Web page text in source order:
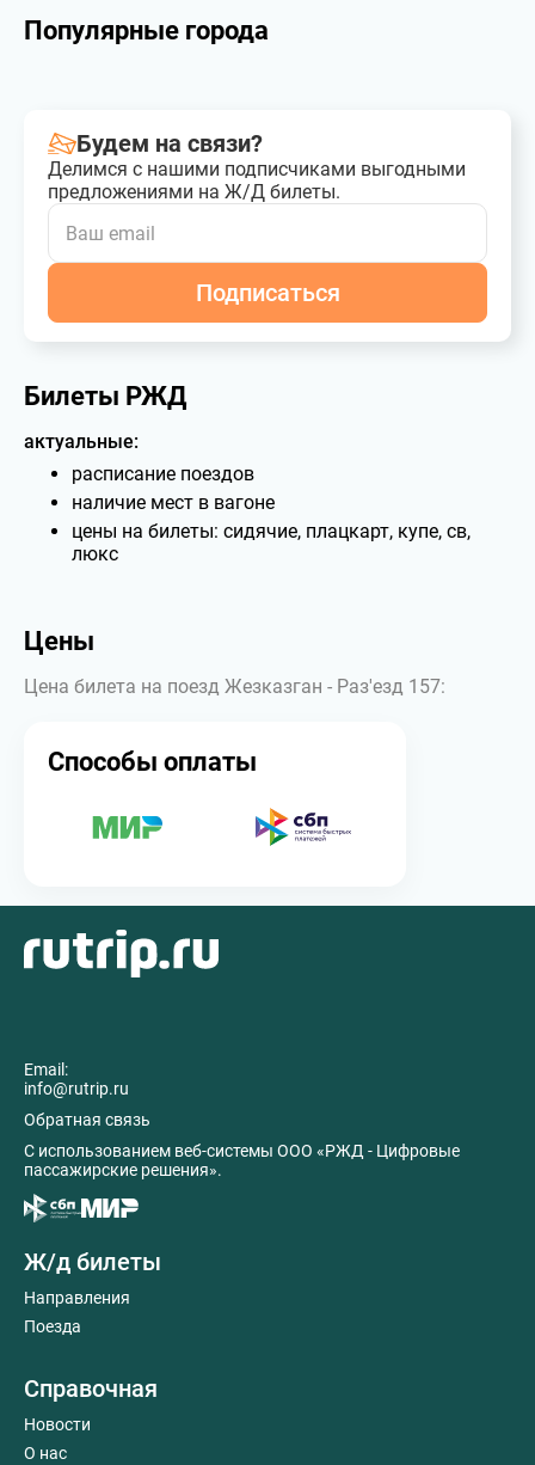
Популярные города
Будем на связи?
Делимся с нашими подписчиками выгодными
предложениями на Ж/Д билеты.
Подписаться
Билеты РЖД
актуальные:
расписание поездов
наличие мест в вагоне
цены на билеты: сидячие, плацкарт, купе, св,
люкс
Цены
Цена билета на поезд Жезказган - Раз'езд 157:
Способы оплаты
Email:
info@rutrip.ru
Обратная связь
C использованием веб-системы ООО «РЖД - Цифровые
пассажирские решения».
Ж/д билеты
Направления
Поезда
Справочная
Новости
О нас